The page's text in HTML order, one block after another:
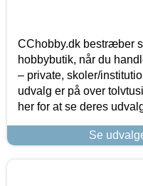
CChobby.dk bestræber
hobbybutik, når du
– private, skoler/
udvalg er på over
her for at se deres
Se